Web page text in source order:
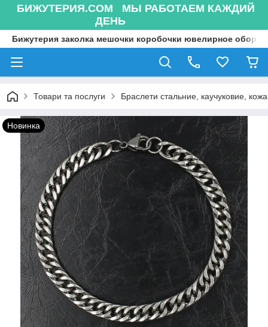
БИЖУТЕРИЯ.COM МЫ РАБОТАЕМ КАЖДИЙ
ДЕНЬ
Бижутерия заколка мешочки коробочки ювелирное
Товари та послуги Браслети стальние, каучуковие,
Новинка